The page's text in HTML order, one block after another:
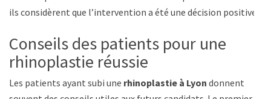
ils considèrent que l’intervention a été une décision positive.
Conseils des patients pour une
rhinoplastie réussie
Les patients ayant subi une rhinoplastie à Lyon donnent